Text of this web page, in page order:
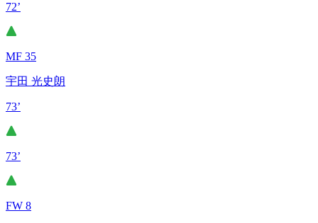
72’
MF 35
宇田 光史朗
73’
73’
FW 8